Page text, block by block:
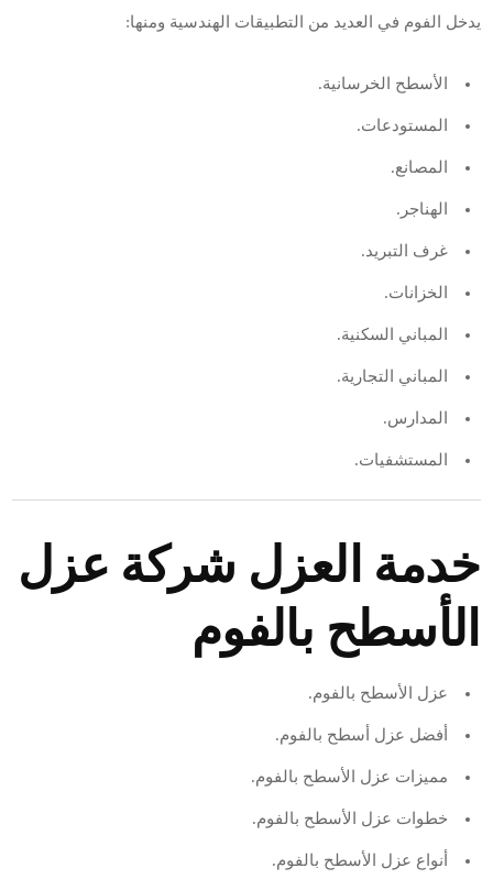
يدخل الفوم في العديد من التطبيقات الهندسية ومنها:
الأسطح الخرسانية.
المستودعات.
المصانع.
الهناجر.
غرف التبريد.
الخزانات.
المباني السكنية.
المباني التجارية.
المدارس.
المستشفيات.
خدمة العزل شركة عزل
الأسطح بالفوم
عزل الأسطح بالفوم.
أفضل عزل أسطح بالفوم.
مميزات عزل الأسطح بالفوم.
خطوات عزل الأسطح بالفوم.
أنواع عزل الأسطح بالفوم.